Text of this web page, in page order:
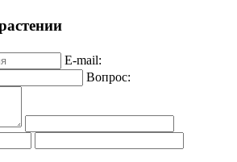
E-mail:
Вопрос: